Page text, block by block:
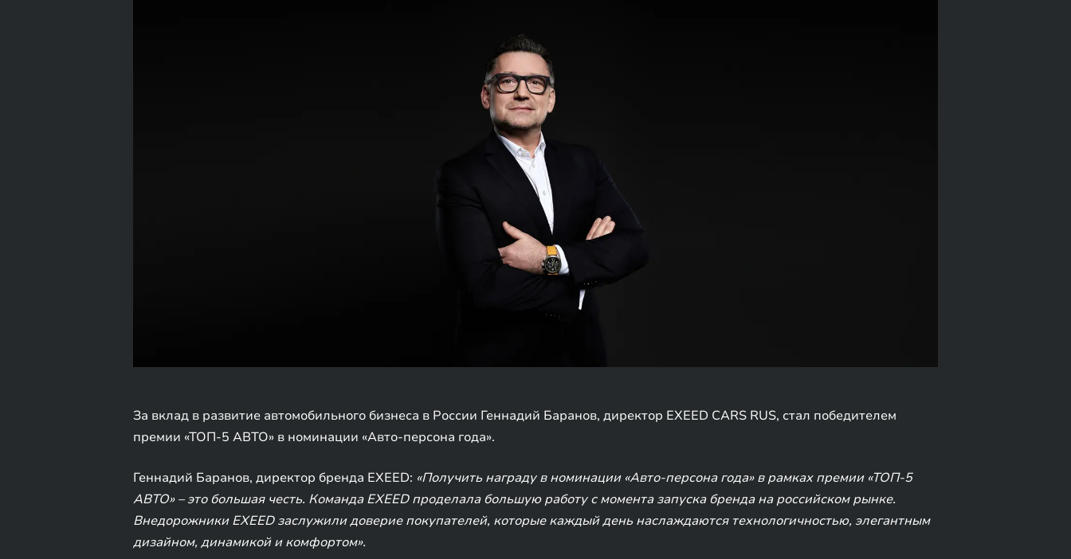
За вклад в развитие автомобильного бизнеса в России Геннадий Баранов, директор EXEED CARS RUS, стал победителем
премии «ТОП-5 АВТО» в номинации «Авто-персона года».
Геннадий Баранов, директор бренда EXEED: «Получить награду в номинации «Авто-персона года» в рамках премии «ТОП-5
АВТО» – это большая честь. Команда EXEED проделала большую работу с момента запуска бренда на российском рынке.
Внедорожники EXEED заслужили доверие покупателей, которые каждый день наслаждаются технологичностью, элегантным
дизайном, динамикой и комфортом».